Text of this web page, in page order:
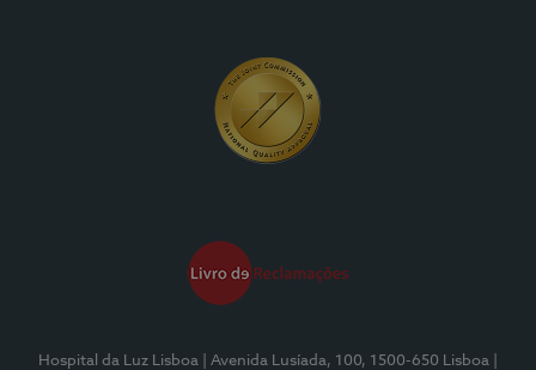
Hospital da Luz Lisboa | Avenida Lusíada, 100, 1500-650 Lisboa